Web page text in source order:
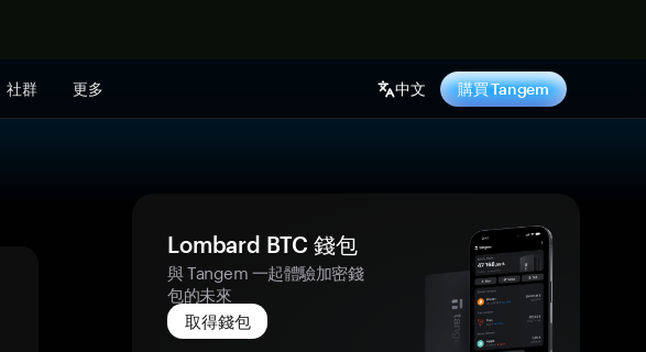
社群 更多 中文 購買 Tangem
Lombard BTC 錢包
與 Tangem 一起體驗加密錢
包的未來
取得錢包